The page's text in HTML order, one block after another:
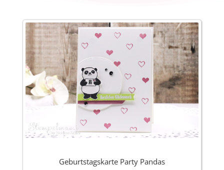
Geburtstagskarte Party Pandas